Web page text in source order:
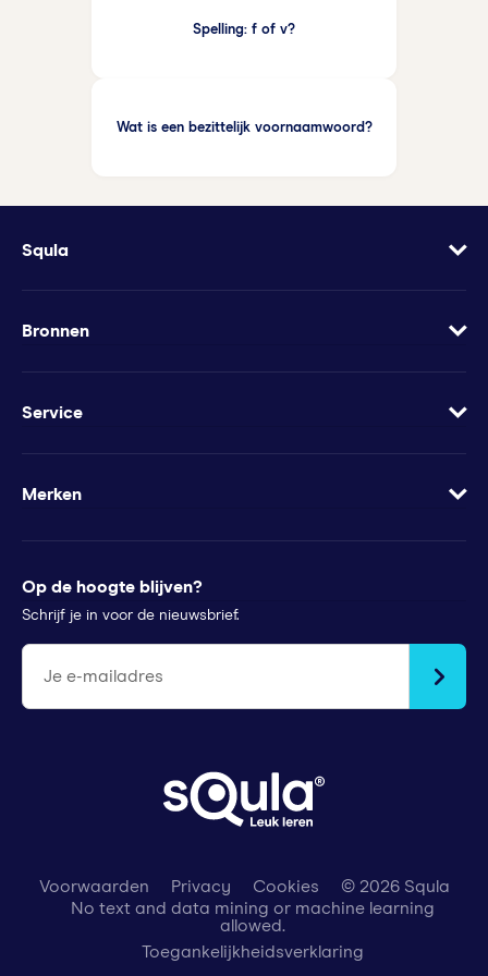
Spelling: f of v?
Wat is een bezittelijk voornaamwoord?
Squla
Over
Vacatures
Bronnen
Blog
Werkbladen
Stichtingen en goede doelen
Service
Veelgestelde vragen
Wachtwoord vergeten
Merken
Futurewhiz
Squla Polen
scoyo
Op de hoogte blijven?
Schrijf je in voor de nieuwsbrief.
Je e-mailadres
Voorwaarden Privacy Cookies
© 2026 Squla
No text and data mining or machine learning
allowed.
Toegankelijkheidsverklaring